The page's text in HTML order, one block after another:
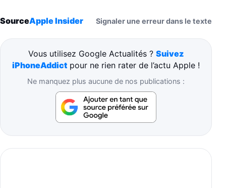
SourceApple Insider Signaler une erreur dans le texte
Vous utilisez Google Actualités ? Suivez
iPhoneAddict pour ne rien rater de l’actu Apple !
Ne manquez plus aucune de nos publications :